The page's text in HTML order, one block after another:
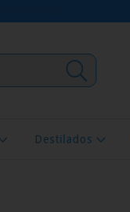
Destilados